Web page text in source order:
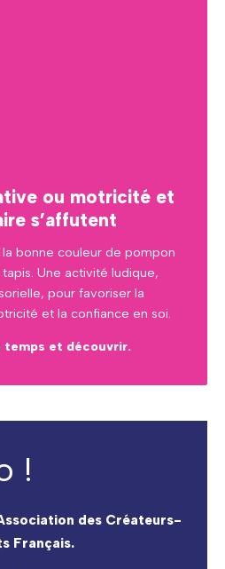
ou motricité et
s’affutent
bonne couleur de pompon
Une activité ludique,
pour favoriser la
et la confiance en soi.
temps et découvrir.
!
des Créateurs-
Français.